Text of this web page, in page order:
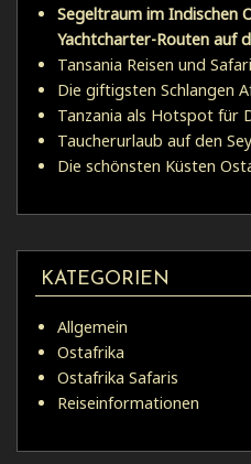
Segeltraum im Indischen
Yachtcharter-Routen auf
Tansania Reisen und Safari
Die giftigsten Schlangen
Tanzania als Hotspot für
Taucherurlaub auf den
Die schönsten Küsten
KATEGORIEN
Allgemein
Ostafrika
Ostafrika Safaris
Reiseinformationen